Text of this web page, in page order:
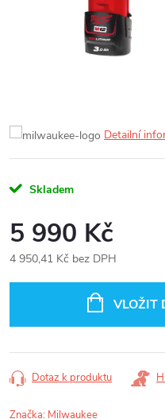
Detailní
Skladem
5 990 Kč
4 950,41 Kč bez DPH
VLOŽIT
Dotaz k produktu
Značka: Milwaukee